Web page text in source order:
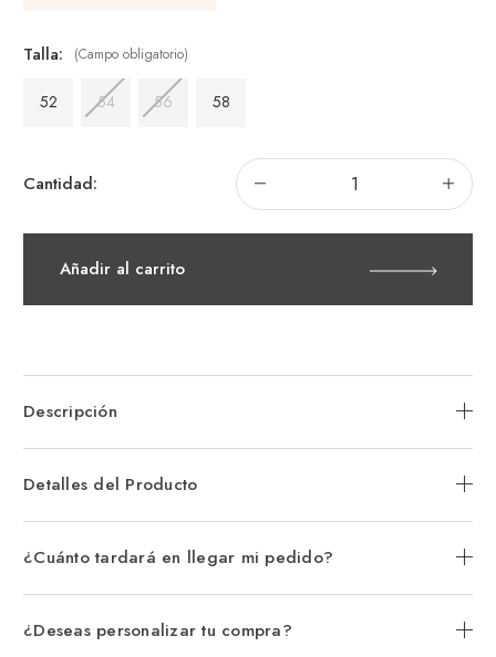
Talla: (Campo obligatorio)
52 54 56 58
Cantidad: Disminuir
la
cantidad
de
Entrelazadas
en
la
de
en
Añadir al carrito
Descripción
Detalles del Producto
¿Cuánto tardará en llegar mi pedido?
¿Deseas personalizar tu compra?